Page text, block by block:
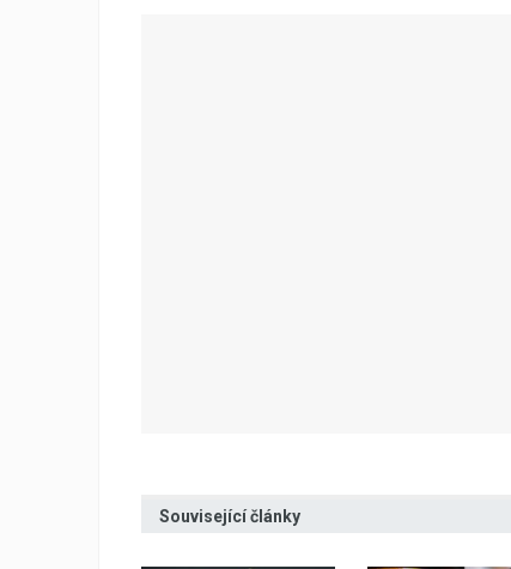
Související články